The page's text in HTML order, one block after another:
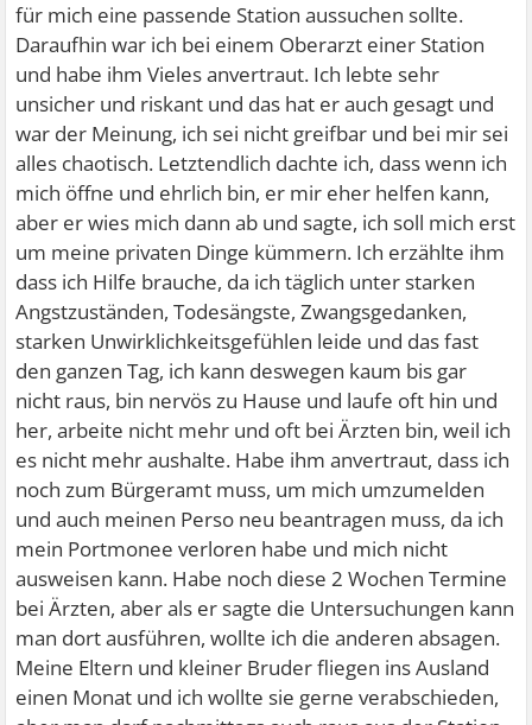
für mich eine passende Station aussuchen sollte.
Daraufhin war ich bei einem Oberarzt einer Station
und habe ihm Vieles anvertraut. Ich lebte sehr
unsicher und riskant und das hat er auch gesagt und
war der Meinung, ich sei nicht greifbar und bei mir sei
alles chaotisch. Letztendlich dachte ich, dass wenn ich
mich öffne und ehrlich bin, er mir eher helfen kann,
aber er wies mich dann ab und sagte, ich soll mich erst
um meine privaten Dinge kümmern. Ich erzählte ihm
dass ich Hilfe brauche, da ich täglich unter starken
Angstzuständen, Todesängste, Zwangsgedanken,
starken Unwirklichkeitsgefühlen leide und das fast
den ganzen Tag, ich kann deswegen kaum bis gar
nicht raus, bin nervös zu Hause und laufe oft hin und
her, arbeite nicht mehr und oft bei Ärzten bin, weil ich
es nicht mehr aushalte. Habe ihm anvertraut, dass ich
noch zum Bürgeramt muss, um mich umzumelden
und auch meinen Perso neu beantragen muss, da ich
mein Portmonee verloren habe und mich nicht
ausweisen kann. Habe noch diese 2 Wochen Termine
bei Ärzten, aber als er sagte die Untersuchungen kann
man dort ausführen, wollte ich die anderen absagen.
Meine Eltern und kleiner Bruder fliegen ins Ausland
einen Monat und ich wollte sie gerne verabschieden,